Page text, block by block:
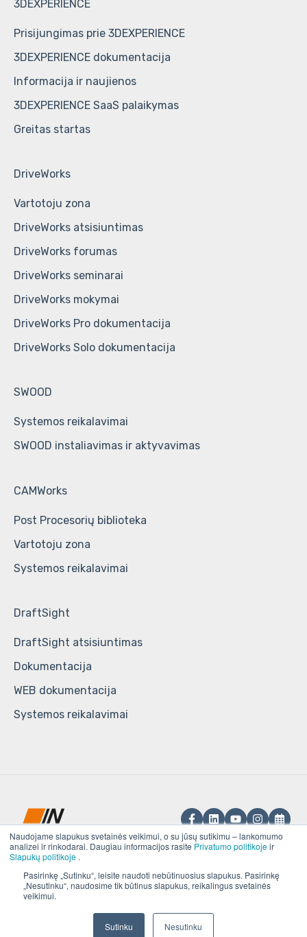
Naudojame slapukus svetainės veikimui, o su jūsų sutikimu – lankomumo
analizei ir rinkodarai. Daugiau informacijos rasite Privatumo politikojeir
Slapukų politikoje .
Pasirinkę „Sutinku“, leisite naudoti nebūtinuosius slapukus. Pasirinkę
„Nesutinku“, naudosime tik būtinus slapukus, reikalingus svetainės
veikimui.
Sutinku Nesutinku
3DEXPERIENCE
Prisijungimas prie 3DEXPERIENCE
3DEXPERIENCE dokumentacija
Informacija ir naujienos
3DEXPERIENCE SaaS palaikymas
Greitas startas
DriveWorks
Vartotoju zona
DriveWorks atsisiuntimas
DriveWorks forumas
DriveWorks seminarai
DriveWorks mokymai
DriveWorks Pro dokumentacija
DriveWorks Solo dokumentacija
SWOOD
Systemos reikalavimai
SWOOD instaliavimas ir aktyvavimas
CAMWorks
Post Procesorių biblioteka
Vartotoju zona
Systemos reikalavimai
DraftSight
DraftSight atsisiuntimas
Dokumentacija
WEB dokumentacija
Systemos reikalavimai
Kompiuterinio
projektavimo
sprendimai ir paslaugos
Visos teisės saugomos ©